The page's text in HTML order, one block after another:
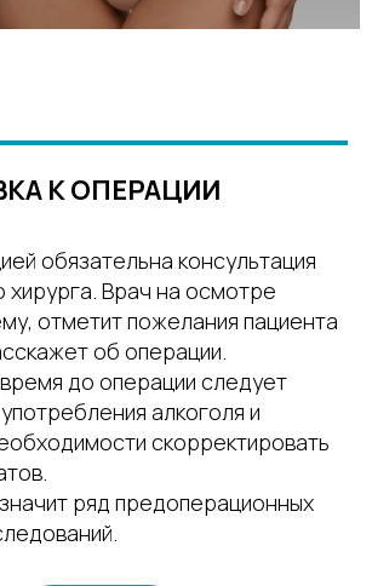
К ОПЕРАЦИИ
обязательна консультация
хирурга. Врач на осмотре
отметит пожелания пациента
об операции.
до операции следует
алкоголя и
скорректировать
ряд предоперационных